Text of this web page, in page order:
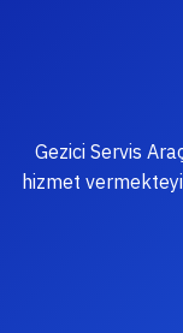
Gezici Servis
hizmet